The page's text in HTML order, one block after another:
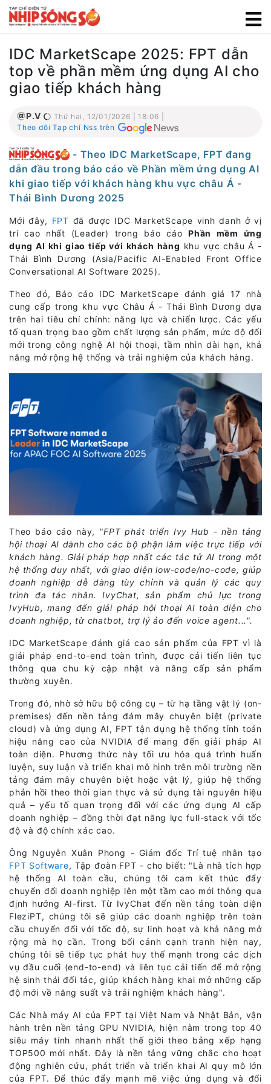
IDC MarketScape 2025: FPT dẫn
top về phần mềm ứng dụng AI cho
giao tiếp khách hàng
P.V
Thứ hai, 12/01/2026 | 18:06 |
Theo dõi Tạp chí Nss trên
- Theo IDC MarketScape, FPT đang
dẫn đầu trong báo cáo về Phần mềm ứng dụng AI
khi giao tiếp với khách hàng khu vực châu Á -
Thái Bình Dương 2025
Mới đây, FPT đã được IDC MarketScape vinh danh ở vị
trí cao nhất (Leader) trong báo cáo Phần mềm ứng
dụng AI khi giao tiếp với khách hàng khu vực châu Á -
Thái Bình Dương (Asia/Pacific AI-Enabled Front Office
Conversational AI Software 2025).
Theo đó, Báo cáo IDC MarketScape đánh giá 17 nhà
cung cấp trong khu vực Châu Á - Thái Bình Dương dựa
trên hai tiêu chí chính: năng lực và chiến lược. Các yếu
tố quan trọng bao gồm chất lượng sản phẩm, mức độ đổi
mới trong công nghệ AI hội thoại, tầm nhìn dài hạn, khả
năng mở rộng hệ thống và trải nghiệm của khách hàng.
Theo báo cáo này, "FPT phát triển Ivy Hub - nền tảng
hội thoại AI dành cho các bộ phận làm việc trực tiếp với
khách hàng. Giải pháp hợp nhất các tác tử AI trong một
hệ thống duy nhất, với giao diện low-code/no-code, giúp
doanh nghiệp dễ dàng tùy chỉnh và quản lý các quy
trình đa tác nhân. IvyChat, sản phẩm chủ lực trong
IvyHub, mang đến giải pháp hội thoại AI toàn diện cho
doanh nghiệp, từ chatbot, trợ lý ảo đến voice agent...".
IDC MarketScape đánh giá cao sản phẩm của FPT vì là
giải pháp end-to-end toàn trình, được cải tiến liên tục
thông qua chu kỳ cập nhật và nâng cấp sản phẩm
thường xuyên.
Trong đó, nhờ sở hữu bộ công cụ – từ hạ tầng vật lý (on-
premises) đến nền tảng đám mây chuyên biệt (private
cloud) và ứng dụng AI, FPT tận dụng hệ thống tính toán
hiệu năng cao của NVIDIA để mang đến giải pháp AI
toàn diện. Phương thức này tối ưu hóa quá trình huấn
luyện, suy luận và triển khai mô hình trên môi trường nền
tảng đám mây chuyên biệt hoặc vật lý, giúp hệ thống
phản hồi theo thời gian thực và sử dụng tài nguyên hiệu
quả – yếu tố quan trọng đối với các ứng dụng AI cấp
doanh nghiệp – đồng thời đạt năng lực full-stack với tốc
độ và độ chính xác cao.
Ông Nguyễn Xuân Phong - Giám đốc Trí tuệ nhân tạo
FPT Software, Tập đoàn FPT - cho biết: "Là nhà tích hợp
hệ thống AI toàn cầu, chúng tôi cam kết thúc đẩy
chuyển đổi doanh nghiệp lên một tầm cao mới thông qua
định hướng AI-first. Từ IvyChat đến nền tảng toàn diện
FleziPT, chúng tôi sẽ giúp các doanh nghiệp trên toàn
cầu chuyển đổi với tốc độ, sự linh hoạt và khả năng mở
rộng mà họ cần. Trong bối cảnh cạnh tranh hiện nay,
chúng tôi sẽ tiếp tục phát huy thế mạnh trong các dịch
vụ đầu cuối (end-to-end) và liên tục cải tiến để mở rộng
hệ sinh thái đối tác, giúp khách hàng khai mở những cấp
độ mới về năng suất và trải nghiệm khách hàng".
Các Nhà máy AI của FPT tại Việt Nam và Nhật Bản, vận
hành trên nền tảng GPU NVIDIA, hiện nằm trong top 40
siêu máy tính nhanh nhất thế giới theo bảng xếp hạng
TOP500 mới nhất. Đây là nền tảng vững chắc cho hoạt
động nghiên cứu, phát triển và triển khai AI quy mô lớn
của FPT. Để thúc đẩy mạnh mẽ việc ứng dụng và đổi